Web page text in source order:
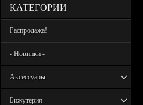
КАТЕГОРИИ
Распродажа!
- Новинки -
Аксессуары
Бижутерия